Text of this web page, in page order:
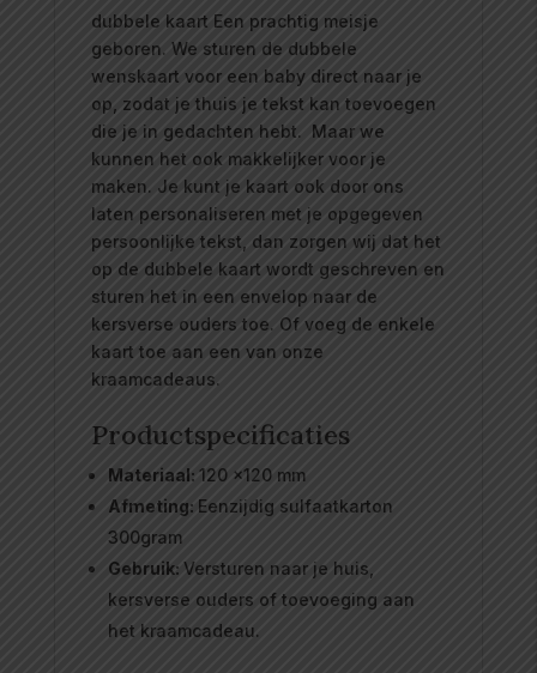
dubbele kaart Een prachtig meisje
geboren. We sturen de dubbele
wenskaart voor een baby direct naar je
op, zodat je thuis je tekst kan toevoegen
die je in gedachten hebt. Maar we
kunnen het ook makkelijker voor je
maken. Je kunt je kaart ook door ons
laten personaliseren met je opgegeven
persoonlijke tekst, dan zorgen wij dat het
op de dubbele kaart wordt geschreven en
sturen het in een envelop naar de
kersverse ouders toe. Of voeg de enkele
kaart toe aan een van onze
kraamcadeaus.
Productspecificaties
Materiaal: 120 x120 mm
Afmeting: Eenzijdig sulfaatkarton
300gram
Gebruik: Versturen naar je huis,
kersverse ouders of toevoeging aan
het kraamcadeau.